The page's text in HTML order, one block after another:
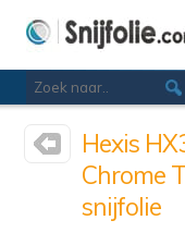
Hexis
Chrome
snijfolie